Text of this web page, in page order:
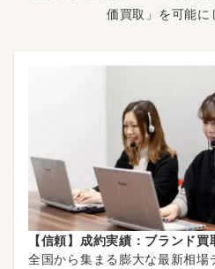
価買取」を可能に
【信頼】成約実績：ブランド
全国から集まる膨大な最新相場